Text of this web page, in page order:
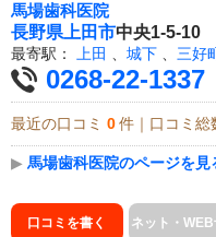
馬場歯科医院
長野県 上田市中央1-5-10
最寄駅： 上田 城下 三好
0268-22-1337
最近の口コミ 0 件｜口コミ総
▶ 馬場歯科医院のページを見
口コミを書く ネット・